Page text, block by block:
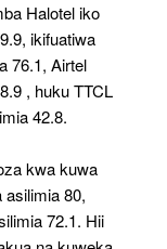
Halotel iko
ikifuatiwa
76.1, Airtel
, huku TTCL
42.8.
kwa kuwa
80,
72.1. Hii